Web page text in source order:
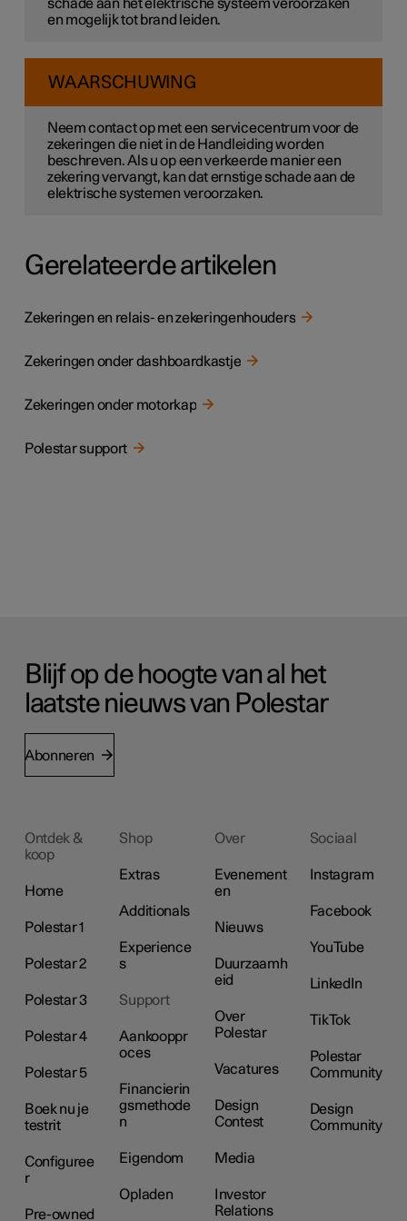
schade aan het elektrische systeem veroorzaken
en mogelijk tot brand leiden.
WAARSCHUWING
Neem contact op met een servicecentrum voor de
zekeringen die niet in de Handleiding worden
beschreven. Als u op een verkeerde manier een
zekering vervangt, kan dat ernstige schade aan de
elektrische systemen veroorzaken.
Gerelateerde artikelen
Zekeringen en relais- en zekeringenhouders
Zekeringen onder dashboardkastje
Zekeringen onder motorkap
Polestar support
Blijf op de hoogte van al het
laatste nieuws van Polestar
Abonneren
Ontdek &
koop
Home
Polestar 1
Polestar 2
Polestar 3
Polestar 4
Polestar 5
Boek nu je
testrit
Configuree
r
Pre-owned
Shop
Extras
Additionals
Experience
s
Support
Aankooppr
oces
Financierin
gsmethode
n
Eigendom
Opladen
Over
Evenement
en
Nieuws
Duurzaamh
eid
Over
Polestar
Vacatures
Design
Contest
Media
Investor
Relations
Sociaal
Instagram
Facebook
YouTube
LinkedIn
TikTok
Polestar
Community
Design
Community